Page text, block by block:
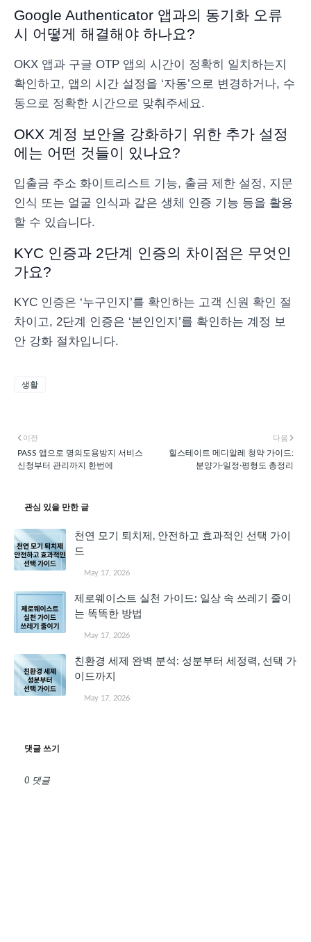
Google Authenticator 앱과의 동기화 오류
시 어떻게 해결해야 하나요?
OKX 앱과 구글 OTP 앱의 시간이 정확히 일치하는지
확인하고, 앱의 시간 설정을 ‘자동’으로 변경하거나, 수
동으로 정확한 시간으로 맞춰주세요.
OKX 계정 보안을 강화하기 위한 추가 설정
에는 어떤 것들이 있나요?
입출금 주소 화이트리스트 기능, 출금 제한 설정, 지문
인식 또는 얼굴 인식과 같은 생체 인증 기능 등을 활용
할 수 있습니다.
KYC 인증과 2단계 인증의 차이점은 무엇인
가요?
KYC 인증은 ‘누구인지’를 확인하는 고객 신원 확인 절
차이고, 2단계 인증은 ‘본인인지’를 확인하는 계정 보
안 강화 절차입니다.
생활
다음
힐스테이트 메디알레 청약 가이드:
분양가·일정·평형도 총정리
이전
PASS 앱으로 명의도용방지 서비스
신청부터 관리까지 한번에
관심 있을 만한 글
천연 모기 퇴치제, 안전하고 효과적인 선택 가이
드
May 17, 2026
제로웨이스트 실천 가이드: 일상 속 쓰레기 줄이
는 똑똑한 방법
May 17, 2026
친환경 세제 완벽 분석: 성분부터 세정력, 선택 가
이드까지
May 17, 2026
댓글 쓰기
0 댓글